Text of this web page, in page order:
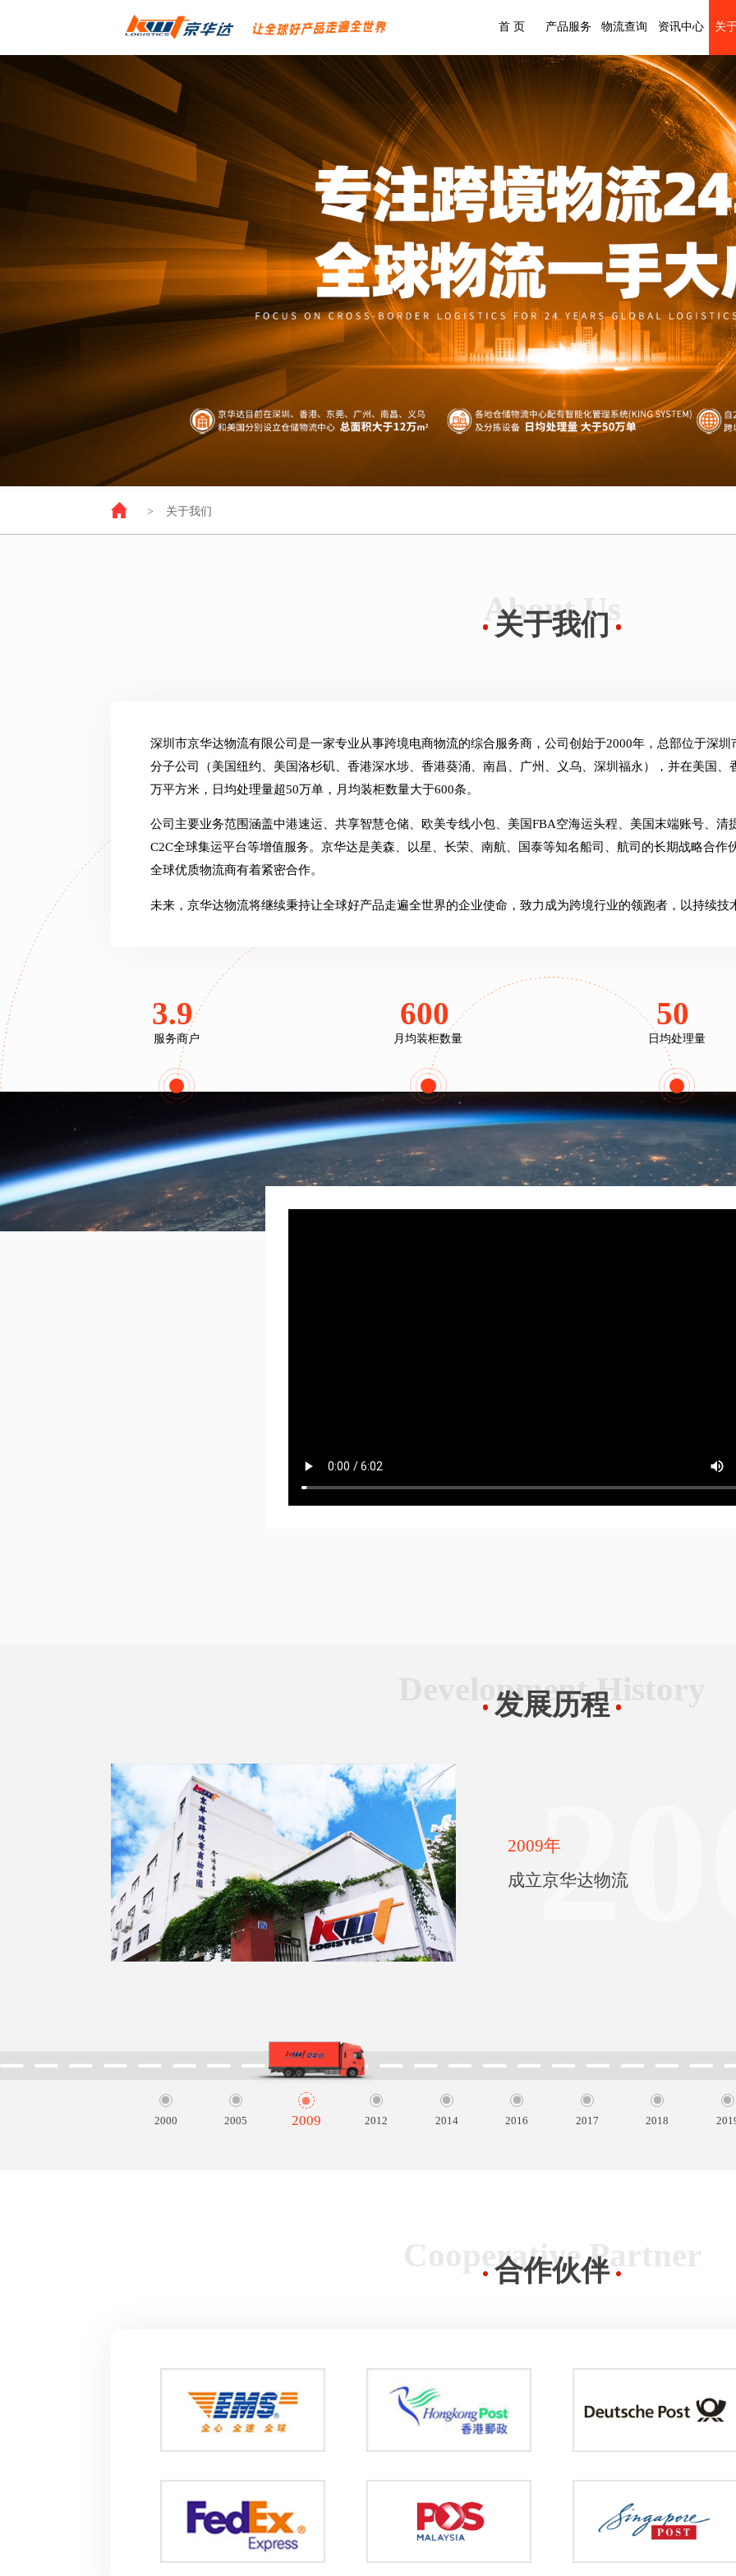
首 页 产品服务 物流查询 资讯中心 关
> 关于我们
About Us
关于我们
深圳市京华达物流有限公司是一家专业从事跨境电商物流的综合服务商，公司创始于2000年，总部位于深
分子公司（美国纽约、美国洛杉矶、香港深水埗、香港葵涌、南昌、广州、义乌、深圳福永），并在美国
万平方米，日均处理量超50万单，月均装柜数量大于600条。
公司主要业务范围涵盖中港速运、共享智慧仓储、欧美专线小包、美国FBA空海运头程、美国末端账号、
C2C全球集运平台等增值服务。京华达是美森、以星、长荣、南航、国泰等知名船司、航司的长期战略合作
全球优质物流商有着紧密合作。
未来，京华达物流将继续秉持让全球好产品走遍全世界的企业使命，致力成为跨境行业的领跑者，以持续
3.9
服务商户
600
月均装柜数量
50
日均处理量
Development History
发展历程
2000 2005 2009 2012 2014 2016 2017 2018
Cooperative Partner
合作伙伴